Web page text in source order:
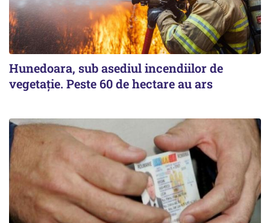
Hunedoara, sub asediul incendiilor de
vegetație. Peste 60 de hectare au ars